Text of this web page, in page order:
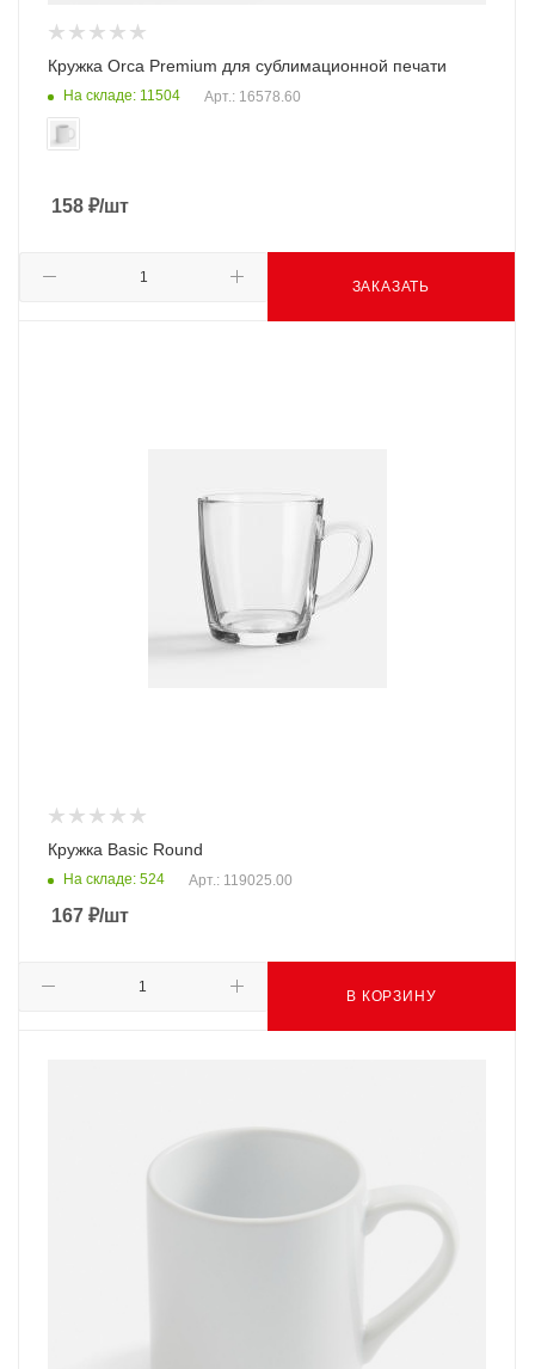
Кружка Orca Premium для сублимационной печати
На складе: 11504 Арт.: 16578.60
158 ₽/шт
ЗАКАЗАТЬ
Кружка Basic Round
На складе: 524 Арт.: 119025.00
167 ₽/шт
В КОРЗИНУ